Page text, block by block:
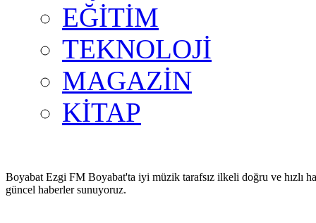
EĞİTİM
TEKNOLOJİ
MAGAZİN
KİTAP
Boyabat Ezgi FM Boyabat'ta iyi müzik tarafsız ilkeli doğru ve hızlı
güncel haberler sunuyoruz.